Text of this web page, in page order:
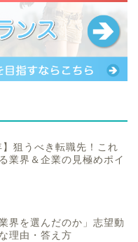
】狙うべき転職先！これ
業界＆企業の見極めポイ
界を選んだのか」志望動
理由・答え方